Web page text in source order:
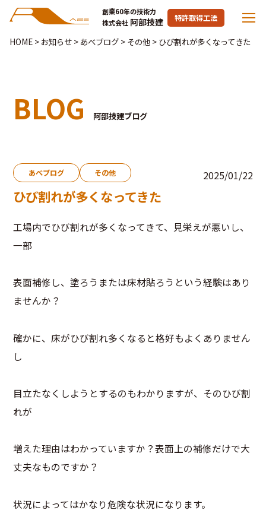
創業60年の技術力
株式会社 阿部技建 特許取得工法
HOME> お知らせ> あべブログ> その他> ひび割れが多くなってきた
BLOG 阿部技建ブログ
あべブログ その他 2025/01/22
ひび割れが多くなってきた
工場内でひび割れが多くなってきて、見栄えが悪いし、
一部
表面補修し、塗ろうまたは床材貼ろうという経験はあり
ませんか？
確かに、床がひび割れ多くなると格好もよくありません
し
目立たなくしようとするのもわかりますが、そのひび割
れが
増えた理由はわかっていますか？表面上の補修だけで大
丈夫なものですか？
状況によってはかなり危険な状況になります。